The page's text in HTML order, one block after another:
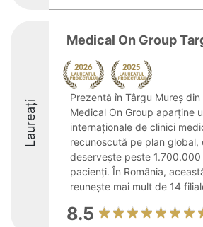
Laureați
Medical On Group
Prezentă în Târgu Mureș
Medical On Group aparține
internaționale de clinici
recunoscută pe plan global,
deservește peste
pacienți. În România,
reunește mai mult de 14
8.5